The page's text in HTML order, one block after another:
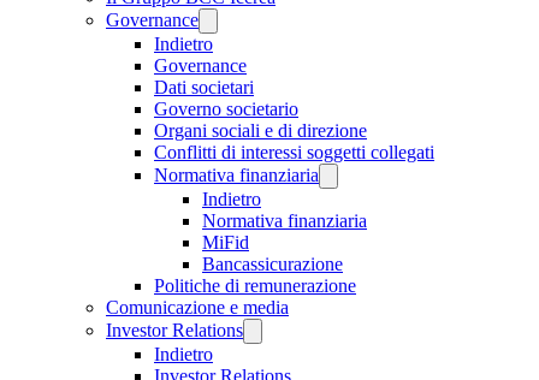
Governance
Indietro
Governance
Dati societari
Governo societario
Organi sociali e di direzione
Conflitti di interessi soggetti collegati
Normativa finanziaria
Indietro
Normativa finanziaria
MiFid
Bancassicurazione
Politiche di remunerazione
Comunicazione e media
Investor Relations
Indietro
Investor Relations